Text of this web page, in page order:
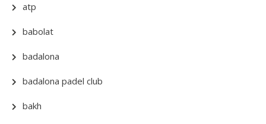
atp
babolat
badalona
badalona padel club
bakh